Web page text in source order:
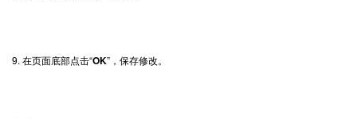
9. 在页面底部点击“OK”，保存修改。